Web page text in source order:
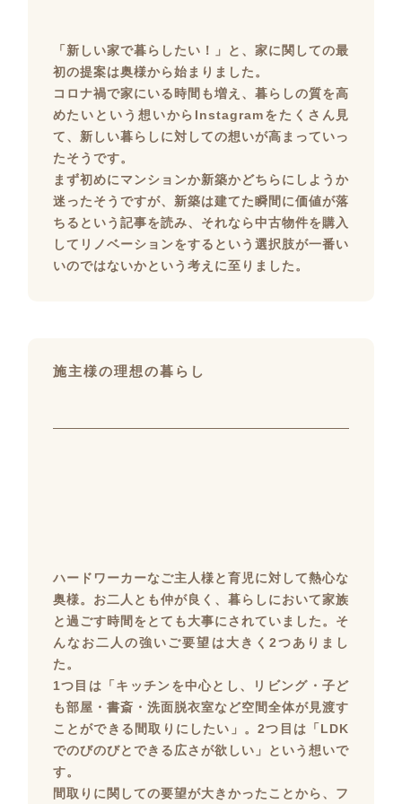
「新しい家で暮らしたい！」と、家に関しての最
初の提案は奥様から始まりました。
コロナ禍で家にいる時間も増え、暮らしの質を高
めたいという想いからInstagramをたくさん見
て、新しい暮らしに対しての想いが高まっていっ
たそうです。
まず初めにマンションか新築かどちらにしようか
迷ったそうですが、新築は建てた瞬間に価値が落
ちるという記事を読み、それなら中古物件を購入
してリノベーションをするという選択肢が一番い
いのではないかという考えに至りました。
施主様の理想の暮らし
ハードワーカーなご主人様と育児に対して熱心な
奥様。お二人とも仲が良く、暮らしにおいて家族
と過ごす時間をとても大事にされていました。そ
んなお二人の強いご要望は大きく2つありまし
た。
1つ目は「キッチンを中心とし、リビング・子ど
も部屋・書斎・洗面脱衣室など空間全体が見渡す
ことができる間取りにしたい」。2つ目は「LDK
でのびのびとできる広さが欲しい」という想いで
す。
間取りに関しての要望が大きかったことから、フ